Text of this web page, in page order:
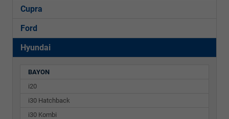
Cupra
Ford
Hyundai
BAYON
i20
i30 Hatchback
i30 Kombi